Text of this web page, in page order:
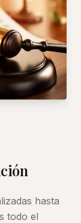
hasta
todo el